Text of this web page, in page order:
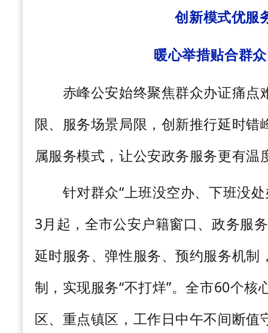
创新模式优服
暖心举措贴合群
赤峰公安始终聚焦群众办证痛点
限、服务场景局限，创新推行延时错
属服务模式，让公安政务服务更有温
针对群众“上班没空办、下班没
3月起，全市公安户籍窗口、政务服
延时服务、弹性服务、预约服务机制
制，实现服务“不打烊”。全市60个核
区、重点镇区，工作日中午不间断值